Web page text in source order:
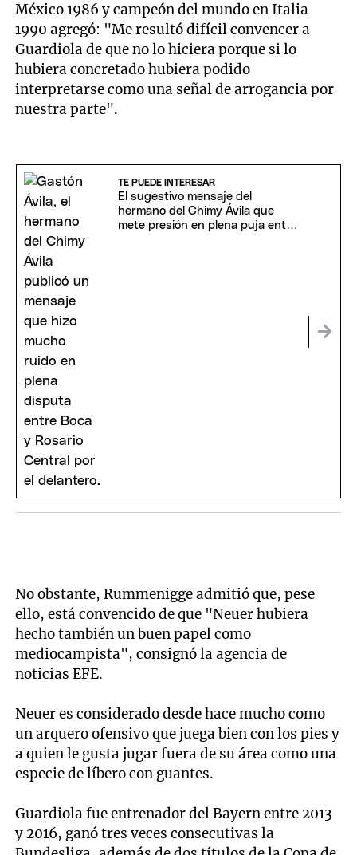
México 1986 y campeón del mundo en Italia
1990 agregó: "Me resultó difícil convencer a
Guardiola de que no lo hiciera porque si lo
hubiera concretado hubiera podido
interpretarse como una señal de arrogancia por
nuestra parte".
TE PUEDE INTERESAR
El sugestivo mensaje del
hermano del Chimy Ávila que
mete presión en plena puja entre
No obstante, Rummenigge admitió que, pese
ello, está convencido de que "Neuer hubiera
hecho también un buen papel como
mediocampista", consignó la agencia de
noticias EFE.
Neuer es considerado desde hace mucho como
un arquero ofensivo que juega bien con los pies y
a quien le gusta jugar fuera de su área como una
especie de líbero con guantes.
Guardiola fue entrenador del Bayern entre 2013
y 2016, ganó tres veces consecutivas la